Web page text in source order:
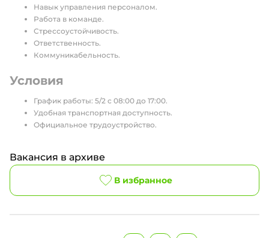
Навык управления персоналом.
Работа в команде.
Стрессоустойчивость.
Ответственность.
Коммуникабельность.
Условия
График работы: 5/2 c 08:00 до 17:00.
Удобная транспортная доступность.
Официальное трудоустройство.
Вакансия в архиве
В избранное